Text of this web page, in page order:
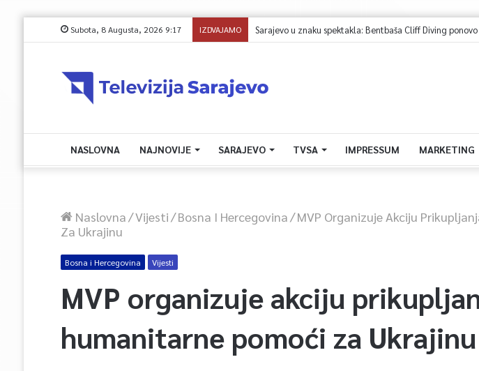
Subota, 8 Augusta, 2026 9:17 IZDVAJAMO
NASLOVNA NAJNOVIJE SARAJEVO TVSA IMPRESSUM MARKETING
Naslovna/Vijesti/Bosna I Hercegovina/MVP Organizuje Akciju
Za Ukrajinu
Bosna i Hercegovina Vijesti
MVP organizuje akciju
humanitarne pomoći za Ukrajinu